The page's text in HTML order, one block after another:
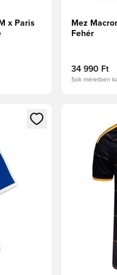
x Paris
Mez
Fehér
34 990 Ft
Sok méretben
vagy a tagként
Megnyit